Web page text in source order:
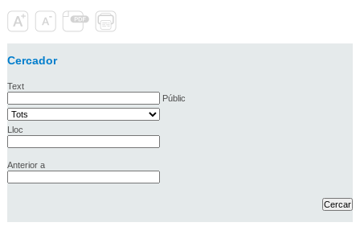
Cercador
Text
Públic
Lloc
Anterior a